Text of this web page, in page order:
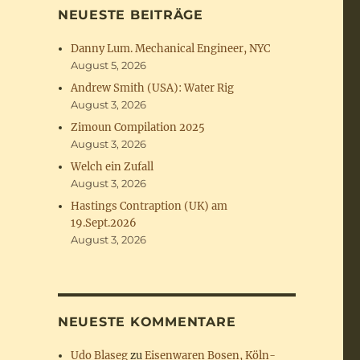
NEUESTE BEITRÄGE
Danny Lum. Mechanical Engineer, NYC
August 5, 2026
Andrew Smith (USA): Water Rig
August 3, 2026
Zimoun Compilation 2025
August 3, 2026
Welch ein Zufall
August 3, 2026
Hastings Contraption (UK) am
19.Sept.2026
August 3, 2026
NEUESTE KOMMENTARE
Udo BlasegzuEisenwaren Bosen, Köln-